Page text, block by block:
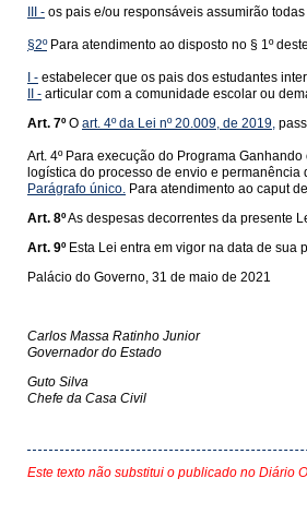
III - os pais e/ou responsáveis assumirão
§2ºPara atendimento ao disposto no § 1º
I - estabelecer que os pais dos estudantes
II - articular com a comunidade escolar ou
Art. 7º O art. 4º da Lei nº 20.009, de 2019,
Art. 4º Para execução do Programa
logística do processo de envio e
Parágrafo único. Para atendimento ao caput
Art. 8ºAs despesas decorrentes da presente
Art. 9º Esta Lei entra em vigor na data de sua
Palácio do Governo, 31 de maio de 2021
Carlos Massa Ratinho Junior
Governador do Estado
Guto Silva
Chefe da Casa Civil
Este texto não substitui o publicado no Diário